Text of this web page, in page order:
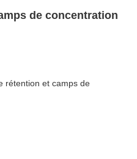
de concentration